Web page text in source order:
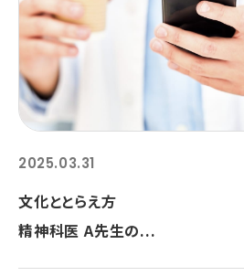
2025.03.31
文化ととらえ方 ～
精神科医 A先生の...